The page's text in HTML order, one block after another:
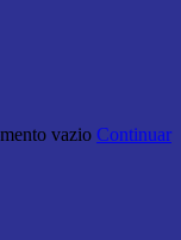
vazio Continuar